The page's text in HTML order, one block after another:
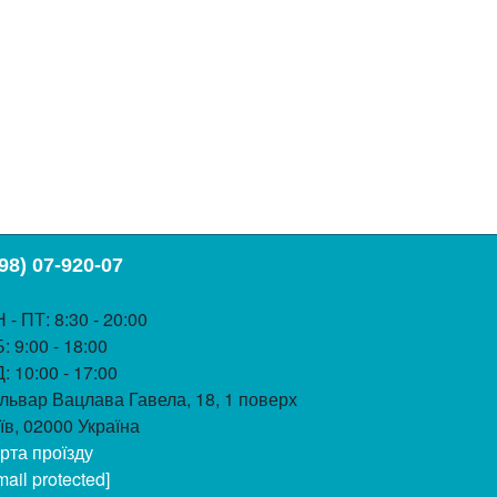
07-920-07
- ПТ: 8:30 - 20:00
: 9:00 - 18:00
: 10:00 - 17:00
Вацлава Гавела, 18, 1 поверх
02000 Україна
проїзду
protected]